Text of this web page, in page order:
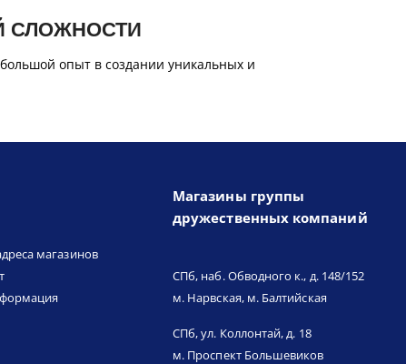
СЛОЖНОСТИ
опыт в создании уникальных и
магазинов
Магазины группы
дружественных компаний
СПб, наб. Обводного к., д. 148/152
м. Нарвская, м. Балтийская
СПб, ул. Коллонтай, д. 18
м. Проспект Большевиков